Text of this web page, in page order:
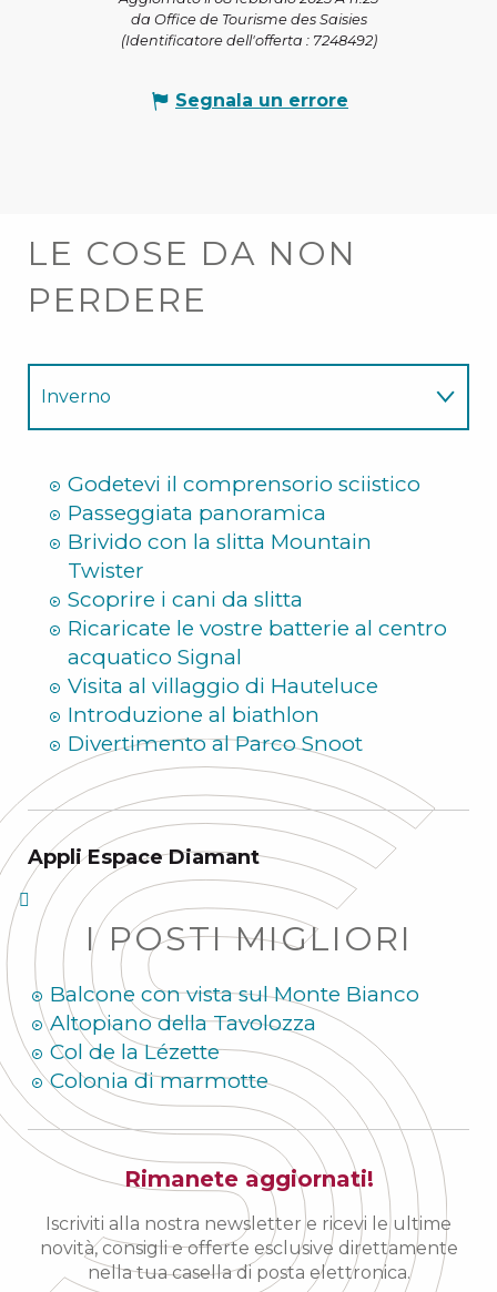
da Office de Tourisme des Saisies
(Identificatore dell'offerta : 7248492)
Segnala un errore
LE COSE DA NON
PERDERE
Inverno
Godetevi il comprensorio sciistico
Passeggiata panoramica
Brivido con la slitta Mountain
Twister
Scoprire i cani da slitta
Ricaricate le vostre batterie al centro
acquatico Signal
Visita al villaggio di Hauteluce
Introduzione al biathlon
Divertimento al Parco Snoot
Appli Espace Diamant
I POSTI MIGLIORI
Balcone con vista sul Monte Bianco
Altopiano della Tavolozza
Col de la Lézette
Colonia di marmotte
Rimanete aggiornati!
Iscriviti alla nostra newsletter e ricevi le ultime
novità, consigli e offerte esclusive direttamente
nella tua casella di posta elettronica.